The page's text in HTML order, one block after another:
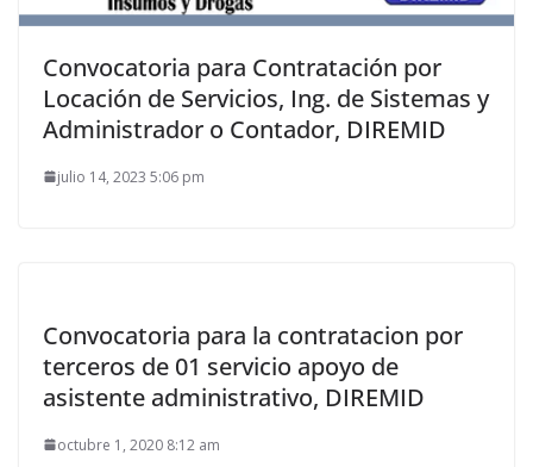
Convocatoria para Contratación por
Locación de Servicios, Ing. de Sistemas y
Administrador o Contador, DIREMID
julio 14, 2023 5:06 pm
Convocatoria para la contratacion por
terceros de 01 servicio apoyo de
asistente administrativo, DIREMID
octubre 1, 2020 8:12 am